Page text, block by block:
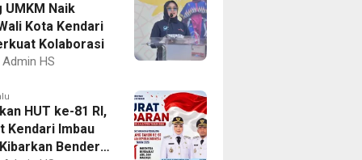
UMKM Naik
Kota Kendari
Kolaborasi
Admin HS
HUT ke-81 RI,
Kendari Imbau
Bendera